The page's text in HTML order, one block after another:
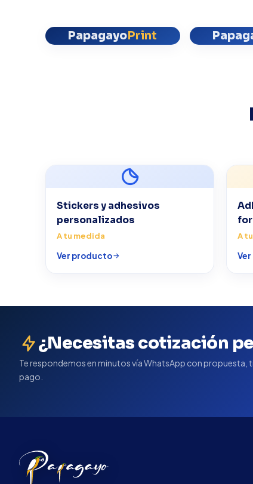
PapagayoPrint
Stickers y adhesivos
personalizados
A tu medida
Ver producto
A
¿Necesitas cotización
Te respondemos en minutos vía WhatsApp con propuesta,
pago.